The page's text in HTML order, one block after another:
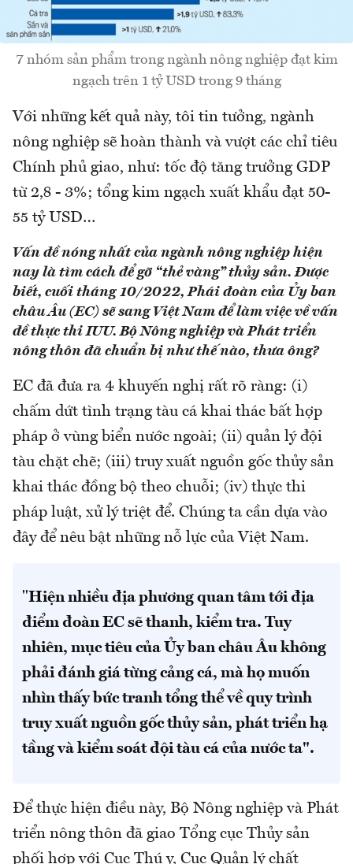
7 nhóm sản phẩm trong ngành nông nghiệp đạt kim
ngạch trên 1 tỷ USD trong 9 tháng
Với những kết quả này, tôi tin tưởng, ngành
nông nghiệp sẽ hoàn thành và vượt các chỉ tiêu
Chính phủ giao, như: tốc độ tăng trưởng GDP
từ 2,8 - 3%; tổng kim ngạch xuất khẩu đạt 50-
55 tỷ USD…
Vấn đề nóng nhất của ngành nông nghiệp hiện
nay là tìm cách để gỡ “thẻ vàng” thủy sản. Được
biết, cuối tháng 10/2022, Phái đoàn của Ủy ban
châu Âu (EC) sẽ sang Việt Nam để làm việc về vấn
đề thực thi IUU. Bộ Nông nghiệp và Phát triển
nông thôn đã chuẩn bị như thế nào, thưa ông?
EC đã đưa ra 4 khuyến nghị rất rõ ràng: (i)
chấm dứt tình trạng tàu cá khai thác bất hợp
pháp ở vùng biển nước ngoài; (ii) quản lý đội
tàu chặt chẽ; (iii) truy xuất nguồn gốc thủy sản
khai thác đồng bộ theo chuỗi; (iv) thực thi
pháp luật, xử lý triệt để. Chúng ta cần dựa vào
đây để nêu bật những nỗ lực của Việt Nam.
"Hiện nhiều địa phương quan tâm tới địa
điểm đoàn EC sẽ thanh, kiểm tra. Tuy
nhiên, mục tiêu của Ủy ban châu Âu không
phải đánh giá từng cảng cá, mà họ muốn
nhìn thấy bức tranh tổng thể về quy trình
truy xuất nguồn gốc thủy sản, phát triển hạ
tầng và kiểm soát đội tàu cá của nước ta".
Để thực hiện điều này, Bộ Nông nghiệp và Phát
triển nông thôn đã giao Tổng cục Thủy sản
phối hợp với Cục Thú y, Cục Quản lý chất